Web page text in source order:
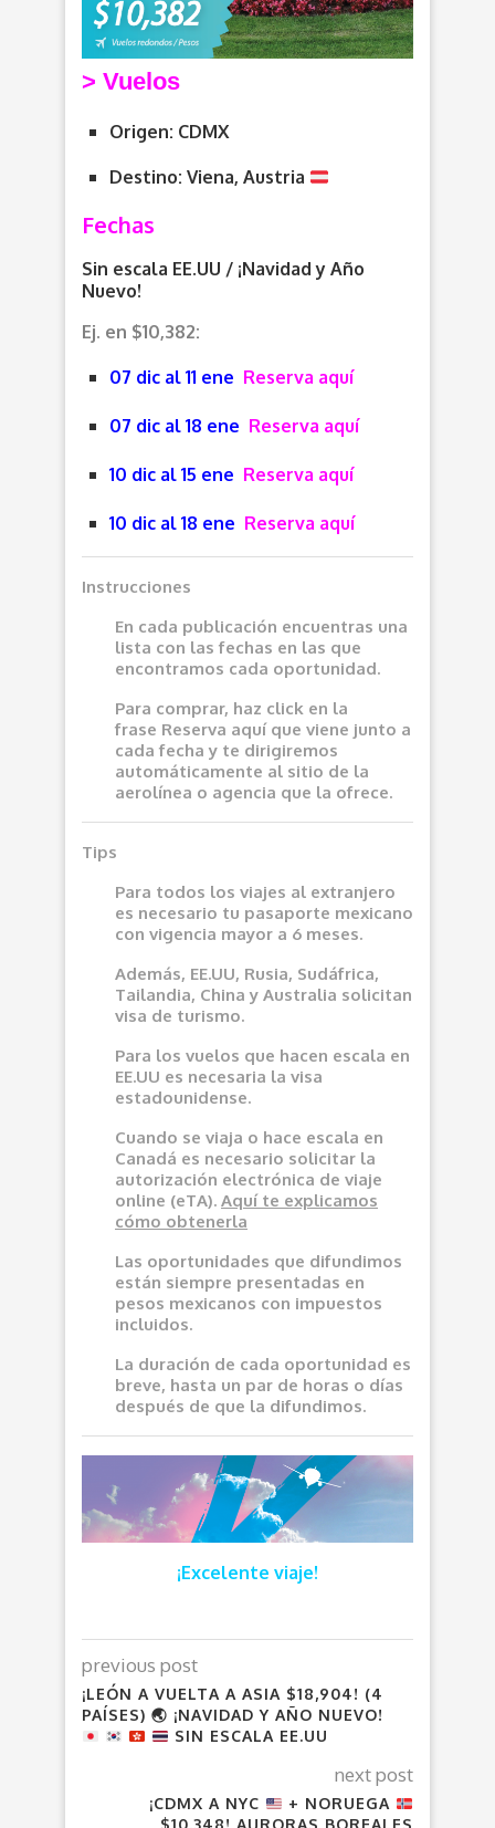
> Vuelos
Origen: CDMX
Destino: Viena, Austria
Fechas
Sin escala EE.UU / ¡Navidad y Año
Nuevo!
Ej. en $10,382:
07 dic al 11 ene Reserva aquí
07 dic al 18 ene Reserva aquí
10 dic al 15 ene Reserva aquí
10 dic al 18 ene Reserva aquí
Instrucciones
En cada publicación encuentras una
lista con las fechas en las que
encontramos cada oportunidad.
Para comprar, haz click en la
frase Reserva aquí que viene junto a
cada fecha y te dirigiremos
automáticamente al sitio de la
aerolínea o agencia que la ofrece.
Tips
Para todos los viajes al extranjero
es necesario tu pasaporte mexicano
con vigencia mayor a 6 meses.
Además, EE.UU, Rusia, Sudáfrica,
Tailandia, China y Australia solicitan
visa de turismo.
Para los vuelos que hacen escala en
EE.UU es necesaria la visa
estadounidense.
Cuando se viaja o hace escala en
Canadá es necesario solicitar la
autorización electrónica de viaje
online (eTA). Aquí te explicamos
cómo obtenerla
Las oportunidades que difundimos
están siempre presentadas en
pesos mexicanos con impuestos
incluidos.
La duración de cada oportunidad es
breve, hasta un par de horas o días
después de que la difundimos.
¡Excelente viaje!
previous post
¡LEÓN A VUELTA A ASIA $18,904! (4
PAÍSES) 🌏 ¡NAVIDAD Y AÑO NUEVO!
SIN ESCALA EE.UU
next post
¡CDMX A NYC
+ NORUEGA